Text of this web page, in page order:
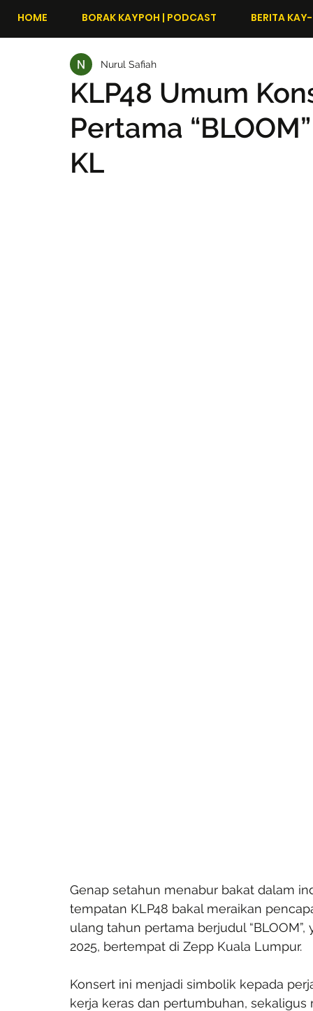
HOME BORAK KAYPOH | PODCAST BERITA
KLP48 Umum
Pertama
KL
Nurul Safiah
Genap setahun menabur bakat dalam
tempatan KLP48 bakal meraikan
ulang tahun pertama berjudul
2025, bertempat di Zepp Kuala Lumpur.
Konsert ini menjadi simbolik kepada
kerja keras dan pertumbuhan,